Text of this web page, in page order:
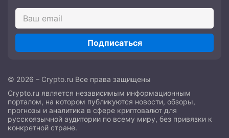
Подписаться
© 2026 – Crypto.ru Все права защищены
Crypto.ru является независимым информационным
порталом, на котором публикуются новости, обзоры,
прогнозы и аналитика в сфере криптовалют для
русскоязычной аудитории по всему миру, без привязки к
конкретной стране.